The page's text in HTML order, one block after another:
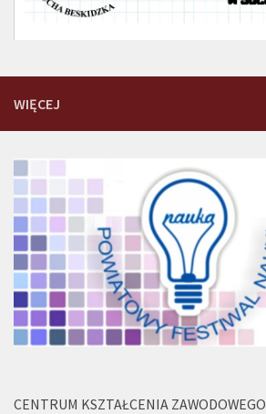
WIĘCEJ
CENTRUM KSZTAŁCENIA ZAWODOWEGO